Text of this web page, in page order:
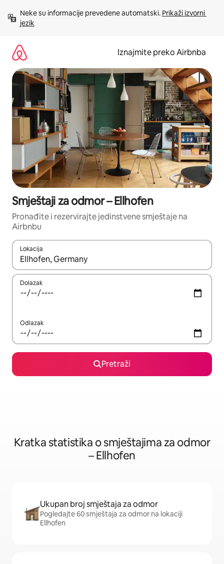
sadržaj
Neke su informacije prevedene automatski. Prikaži izvorni
jezik
Iznajmite preko Airbnba
Smještaji za odmor – Ellhofen
Pronađite i rezervirajte jedinstvene smještaje na
Airbnbu
Lokacija
Kada budu dostupni rezultati, moći ćete ih pregledati
Dolazak
Odlazak
Pretraži
Kratka statistika o smještajima za odmor
– Ellhofen
Ukupan broj smještaja za odmor
Pogledajte 60 smještaja za odmor na lokaciji
Ellhofen